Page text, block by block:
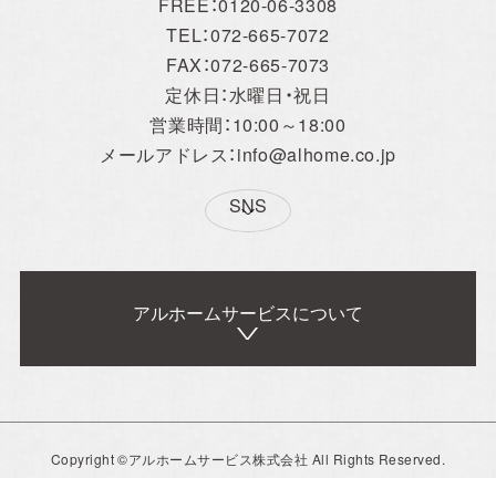
FREE：0120-06-3308
TEL：072-665-7072
FAX：072-665-7073
定休日：水曜日・祝日
営業時間：10:00～18:00
メールアドレス：info@alhome.co.jp
SNS
アルホームサービス
[@alhome2001]
Simplenoteの
[simplenote ibaraki
アルホームサービスについて
Copyright ©アルホームサービス株式会社 All Rights Reserved.